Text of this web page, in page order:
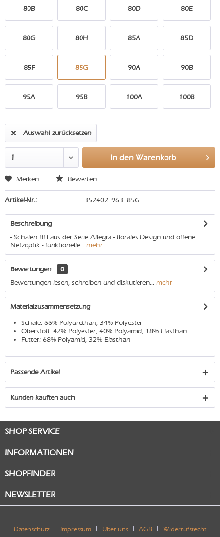
80B 80C 80D 80E
80G 80H 85A 85D
85F 85G 90A 90B
95A 95B 100A 100B
Auswahl zurücksetzen
In den Warenkorb
Merken Bewerten
Artikel-Nr.: 352402_963_85G
Beschreibung
- Schalen BH aus der Serie Allegra - florales Design und offene
Netzoptik - funktionelle... mehr
Bewertungen
0
Bewertungen lesen, schreiben und diskutieren... mehr
Materialzusammensetzung
Schale: 66% Polyurethan, 34% Polyester
Oberstoff: 42% Polyester, 40% Polyamid, 18% Elasthan
Futter: 68% Polyamid, 32% Elasthan
Passende Artikel
Kunden kauften auch
SHOP SERVICE
INFORMATIONEN
SHOPFINDER
NEWSLETTER
Datenschutz Impressum Über uns AGB Widerrufsrecht